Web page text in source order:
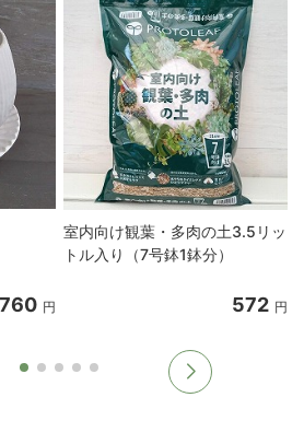
円
室内向け観葉・多肉の土3.5リッ
トル入り（7号鉢1鉢分）
572 円